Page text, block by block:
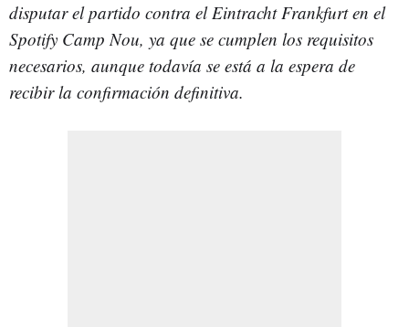
disputar el partido contra el Eintracht Frankfurt en el
Spotify Camp Nou, ya que se cumplen los requisitos
necesarios, aunque todavía se está a la espera de
recibir la confirmación definitiva.